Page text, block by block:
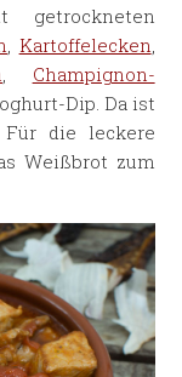
getrockneten
, Kartoffelecken,
, Champignon-
Dip. Da ist
Für die leckere
Weißbrot zum